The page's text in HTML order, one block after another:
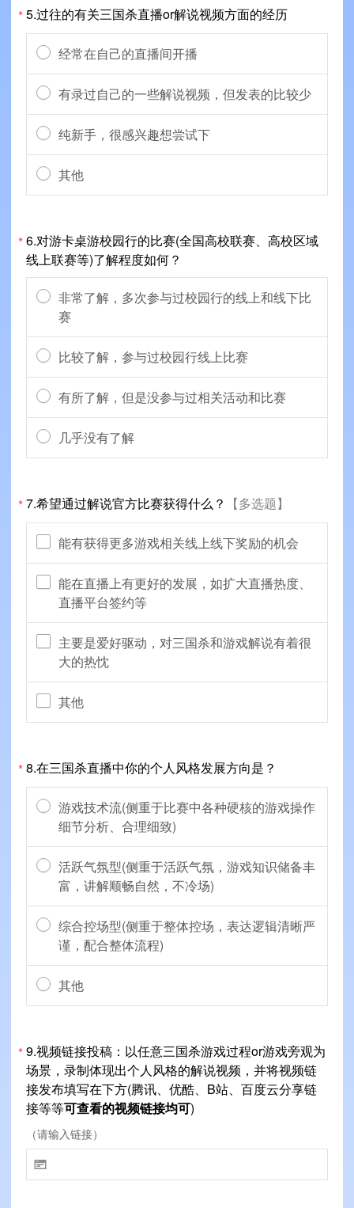
*5.过往的有关三国杀直播or解说视频方面的经历
经常在自己的直播间开播
有录过自己的一些解说视频，但发表的比较少
纯新手，很感兴趣想尝试下
其他
*6.对游卡桌游校园行的比赛(全国高校联赛、高校区域
线上联赛等)了解程度如何？
非常了解，多次参与过校园行的线上和线下比
赛
比较了解，参与过校园行线上比赛
有所了解，但是没参与过相关活动和比赛
几乎没有了解
*7.希望通过解说官方比赛获得什么？ 【多选题】
能有获得更多游戏相关线上线下奖励的机会
能在直播上有更好的发展，如扩大直播热度、
直播平台签约等
主要是爱好驱动，对三国杀和游戏解说有着很
大的热忱
其他
*8.在三国杀直播中你的个人风格发展方向是？
游戏技术流(侧重于比赛中各种硬核的游戏操作
细节分析、合理细致)
活跃气氛型(侧重于活跃气氛，游戏知识储备丰
富，讲解顺畅自然，不冷场)
综合控场型(侧重于整体控场，表达逻辑清晰严
谨，配合整体流程)
其他
*9.视频链接投稿：以任意三国杀游戏过程or游戏旁观为
场景，录制体现出个人风格的解说视频，并将视频链
接发布填写在下方(腾讯、优酷、B站、百度云分享链
接等等可查看的视频链接均可)
（请输入链接）
